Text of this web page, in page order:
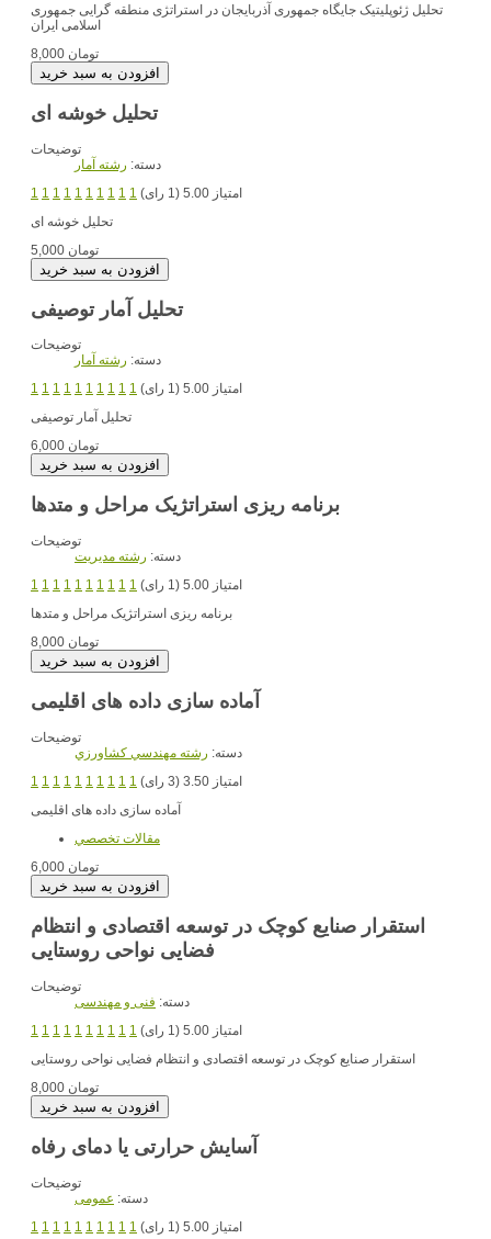
تحلیل ژئوپلیتیک جایگاه جمهوری آذربایجان در استراتژی منطقه گرایی جمهوری
اسلامی ایران
8,000 تومان
تحلیل خوشه ای
توضیحات
دسته: رشته آمار
1 1 1 1 1 1 1 1 1 1
امتیاز 5.00 (1 رای)
5,000 تومان
تحلیل آمار توصیفی
توضیحات
دسته: رشته آمار
1 1 1 1 1 1 1 1 1 1
امتیاز 5.00 (1 رای)
تحلیل آمار توصیفی
6,000 تومان
برنامه ریزی استراتژیک مراحل و متدها
توضیحات
دسته: رشته مديريت
1 1 1 1 1 1 1 1 1 1
امتیاز 5.00 (1 رای)
برنامه ریزی استراتژیک مراحل و متدها
8,000 تومان
آماده سازی داده های اقلیمی
توضیحات
دسته: رشته مهندسي کشاورزي
1 1 1 1 1 1 1 1 1 1
امتیاز 3.50 (3 رای)
آماده سازی داده های اقلیمی
مقالات تخصصي
6,000 تومان
استقرار صنایع کوچک در توسعه اقتصادی و انتظام
فضایی نواحی روستایی
توضیحات
دسته: فنی و مهندسی
1 1 1 1 1 1 1 1 1 1
امتیاز 5.00 (1 رای)
استقرار صنایع کوچک در توسعه اقتصادی و انتظام فضایی نواحی روستایی
8,000 تومان
آسایش حرارتی یا دمای رفاه
توضیحات
دسته: عمومی
1 1 1 1 1 1 1 1 1 1 امتیاز 5.00 (1 رای)